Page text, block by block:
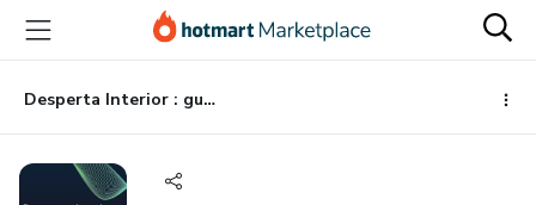
para
conteúdo
principal
para
pagamento
para
rodapé
Desperta Interior : guia para o autoconhecimento